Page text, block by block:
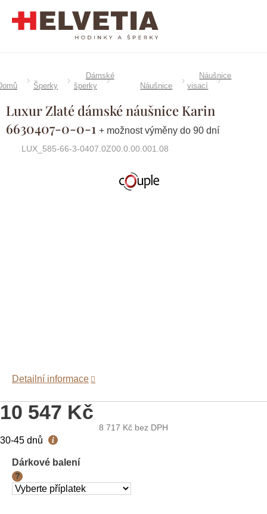
Šperky
Dámské
šperky
Náušnice
Náušnice
visací
Luxur Zlaté dámské náušnice Karin
6630407-0-0-1 + možnost výměny do 90 dní
LUX_585-66-3-0407.0Z00.0.00.001.08
Značka:Couple
10 547 Kč
8 717 Kč bez DPH
Měrná
30-45 dnů
Dárkové balení
?
Detailní informace